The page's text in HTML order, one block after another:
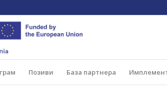
Позиви База партнера